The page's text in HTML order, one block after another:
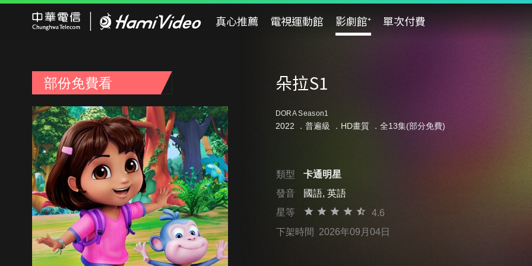
真心推薦 電視運動館 影劇館⁺ 單次付費
部份免費看 朵拉S1
DORA Season1
2022 ． 普遍級 ．HD畫質 ．全13集(部分免費)
類型
卡通明星
發音
國語, 英語
星等
4.6
下架時間 2026年09月04日